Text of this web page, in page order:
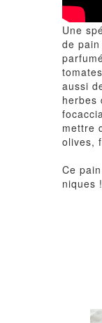
Une
de
aussi
herbes
mettre
olives,
Ce
niques